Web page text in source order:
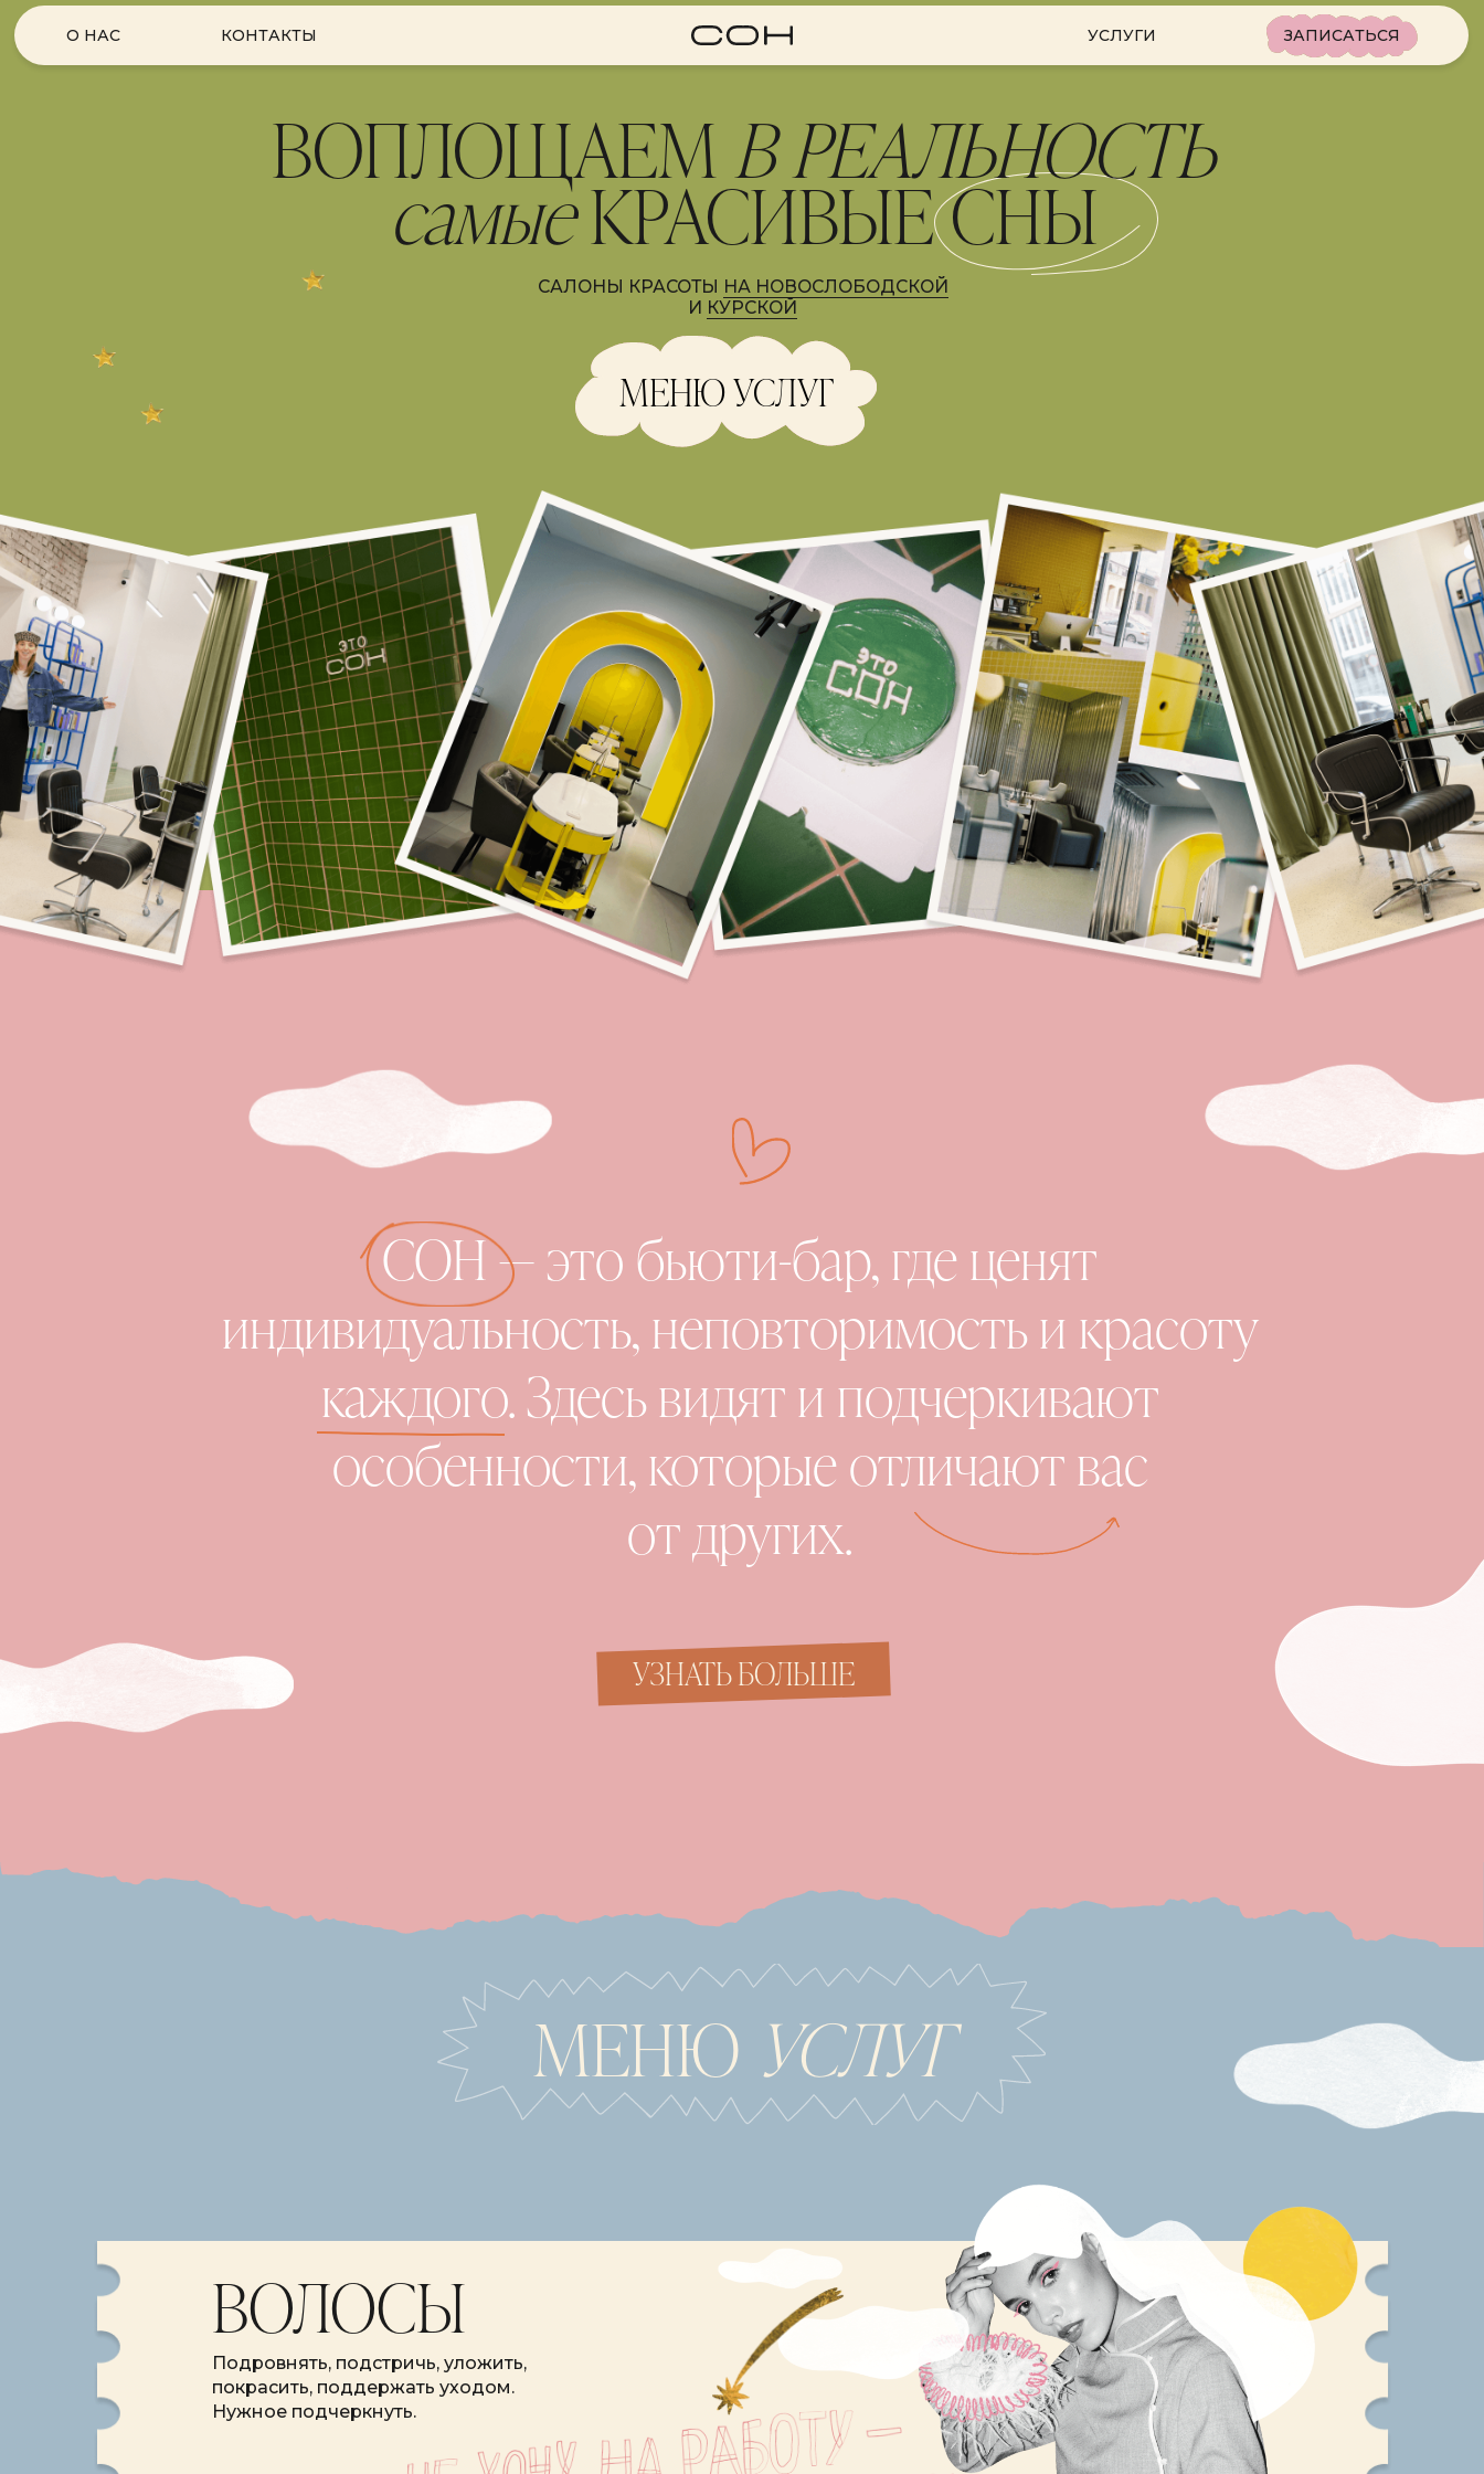
О НАС КОНТАКТЫ УСЛУГИ ЗАПИСАТЬСЯ
ВОПЛОЩАЕМВ РЕАЛЬНОСТЬ
самыеКРАСИВЫЕ СНЫ
МЕНЮ УСЛУГ
УЗНАТЬ БОЛЬШЕ
СОН — это бьюти-бар, где ценят
индивидуальность, неповторимость и красоту
каждого. Здесь видят и подчеркивают
особенности, которые отличают вас
от других.
МЕНЮ УСЛУГ
ВОЛОСЫ
Подровнять, подстричь, уложить,
покрасить, поддержать уходом.
Нужное подчеркнуть.